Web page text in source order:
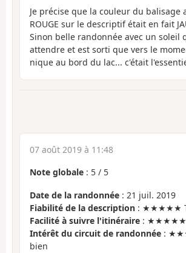
Je précise que la couleur du balisage
ROUGE sur le descriptif était en fait
Sinon belle randonnée avec un soleil
attendre et est sorti que vers le
nique au bord du lac... c'était
07 août 2019 à 11:48
Note globale : 5 / 5
Date de la randonnée : 21 juil. 2019
Fiabilité de la description : ★★★★★
Facilité à suivre l'itinéraire : ★★★★★
Intérêt du circuit de randonnée :
bien